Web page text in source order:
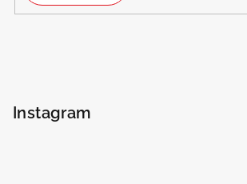
Instagram